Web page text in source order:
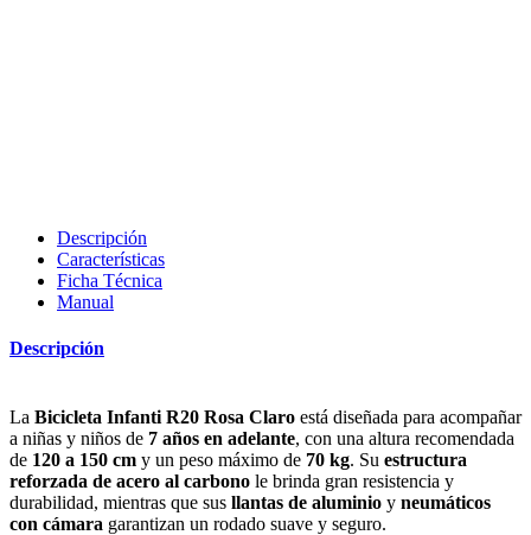
Descripción
Características
Ficha Técnica
Manual
Descripción
La Bicicleta Infanti R20 Rosa Claro está diseñada para acompañar
a niñas y niños de 7 años en adelante, con una altura recomendada
de 120 a 150 cm y un peso máximo de 70 kg. Su estructura
reforzada de acero al carbono le brinda gran resistencia y
durabilidad, mientras que sus llantas de aluminio y neumáticos
con cámara garantizan un rodado suave y seguro.